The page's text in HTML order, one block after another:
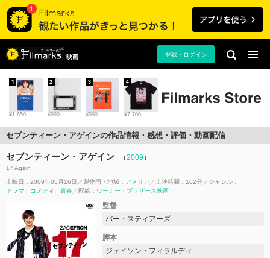
映画 登録・ログイン
¥1,650
1
¥990
2
¥990
3
¥7,700
4
セブンティーン・アゲインの作品情報・感想・評価・動画配信
セブンティーン・アゲイン （2009）
17 Again
上映日：2009年05月16日 製作国・地域： アメリカ 上映時間：102分
ジャンル：
ドラマ
コメディ 青春 配給： ワーナー・ブラザース映画
監督
バー・スティアーズ
脚本
ジェイソン・フィラルディ